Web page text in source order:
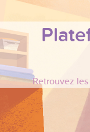
Retrouvez